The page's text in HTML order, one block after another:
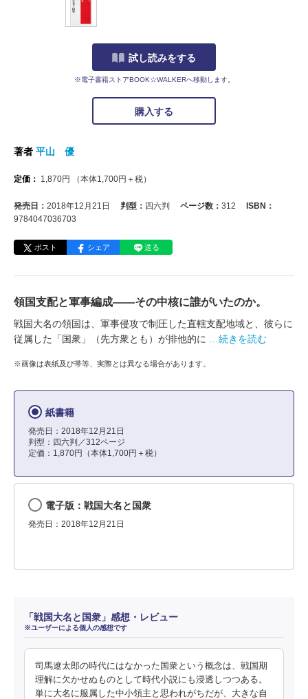
試し読みをする
※電子書籍ストアBOOK☆WALKERへ移動します。
購入する
著者 平山 優
定価： 1,870円 （本体1,700円＋税）
発売日： 2018年12月21日 判型： 四六判 ページ数： 312
ISBN：
9784047036703
ポスト シェア 送る
領国支配と軍事編成――その中核に誰がいたのか。
戦国大名の領国は、軍事侵攻で制圧した直轄支配地域と、彼らに
従属した「国衆」（先方衆とも）が排他的に
…続きを読む
※画像は表紙及び帯等、実際とは異なる場合があります。
紙書籍
発売日：2018年12月21日
判型：四六判／312ページ
定価：1,870円（本体1,700円＋税）
電子版：戦国大名と国衆
発売日：2018年12月21日
「戦国大名と国衆」感想・レビュー
※ユーザーによる個人の感想です
司馬遼太郎の時代にはなかった国衆という概念は、戦国期
理解に欠かせぬものとして時代小説にも浸透しつつある。
単に大名に服属した中小領主と思われがちだが、大きな自